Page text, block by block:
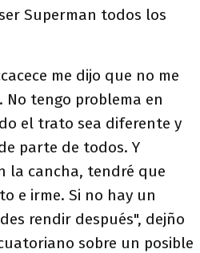
Superman todos los
me dijo que no me
tengo problema en
el trato sea diferente y
parte de todos. Y
la cancha, tendré que
e irme. Si no hay un
rendir después", dejño
sobre un posible